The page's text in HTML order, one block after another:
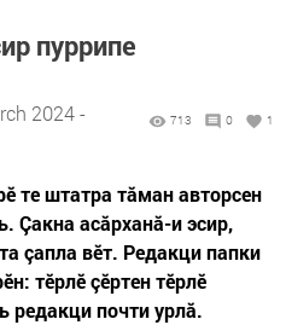
пуррипе
2024 -
713 0 1
те штатра тăман авторсен
Çакна асăрханă-и эсир,
çапла вӗт. Редакци папки
тӗрлӗ çӗртен тӗрлӗ
редакци почти урлă.